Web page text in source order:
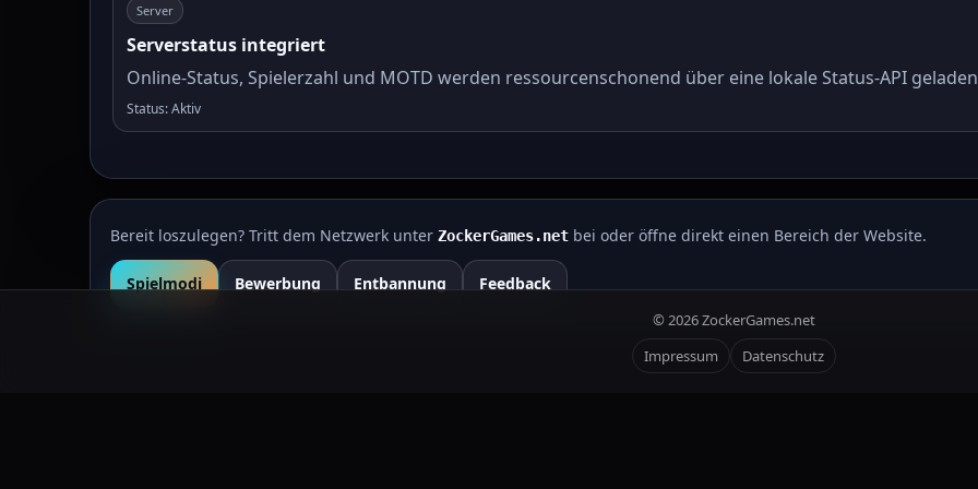
Server
Serverstatus integriert
Online-Status, Spielerzahl und MOTD werden ressourcenschonend über eine lokale Status-API
Status: Aktiv
Bereit loszulegen? Tritt dem Netzwerk unter ZockerGames.net bei oder öffne direkt einen Bereich der Website.
Spielmodi Bewerbung Entbannung Feedback
© 2026ZockerGames.net
Impressum
Datenschutz